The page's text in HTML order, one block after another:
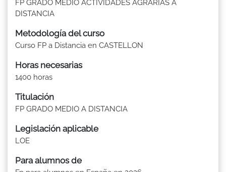
FP GRADO MEDIO ACTIVIDADES AGRARIAS A
DISTANCIA
Metodología del curso
Curso FP a Distancia en CASTELLON
Horas necesarias
1400 horas
Titulación
FP GRADO MEDIO A DISTANCIA
Legislación aplicable
LOE
Para alumnos de